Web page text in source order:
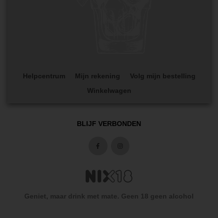
Helpcentrum Mijn rekening
Volg mijn bestelling
Winkelwagen
BLIJF VERBONDEN
Geniet, maar drink met mate. Geen 18 geen alcohol